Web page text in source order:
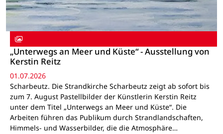
„Unterwegs an Meer und Küste“ - Ausstellung von
Kerstin Reitz
01.07.2026
Scharbeutz. Die Strandkirche Scharbeutz zeigt ab sofort bis
zum 7. August Pastellbilder der Künstlerin Kerstin Reitz
unter dem Titel „Unterwegs an Meer und Küste“. Die
Arbeiten führen das Publikum durch Strandlandschaften,
Himmels- und Wasserbilder, die die Atmosphäre…